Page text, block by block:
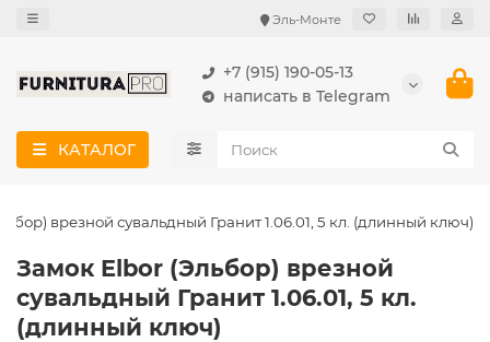
Эль-Монте
+7 (915) 190-05-13
написать в Telegram
КАТАЛОГ
врезной сувальдный Гранит 1.06.01, 5 кл. (длинный ключ)
Замок Elbor (Эльбор) врезной
сувальдный Гранит 1.06.01, 5 кл.
(длинный ключ)